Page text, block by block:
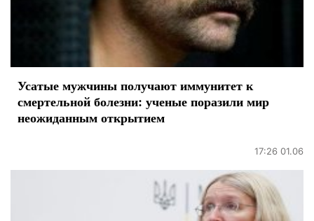
Усатые мужчины получают иммунитет к
смертельной болезни: ученые поразили мир
неожиданным открытием
17:26 01.06